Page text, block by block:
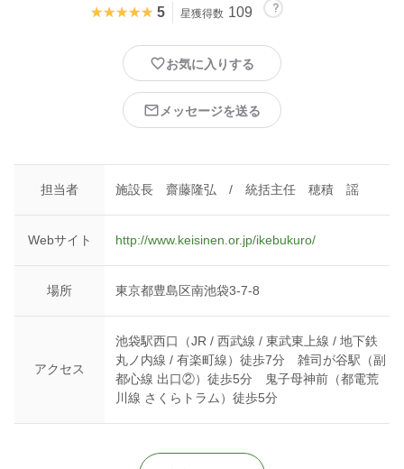
★★★★★
★★★★★ 5 星獲得数 109
お気に入りする
メッセージを送る
担当者 施設長 齋藤隆弘 / 統括主任 穂積 謡
Webサイト http://www.keisinen.or.jp/ikebukuro/
場所 東京都豊島区南池袋3-7-8
アクセス
池袋駅西口（JR / 西武線 / 東武東上線 / 地下鉄
丸ノ内線 / 有楽町線）徒歩7分 雑司が谷駅（副
都心線 出口②）徒歩5分 鬼子母神前（都電荒
川線 さくらトラム）徒歩5分